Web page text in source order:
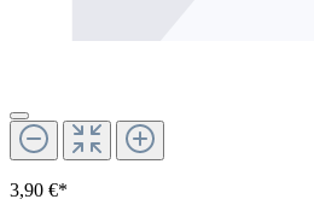
3,90 €*